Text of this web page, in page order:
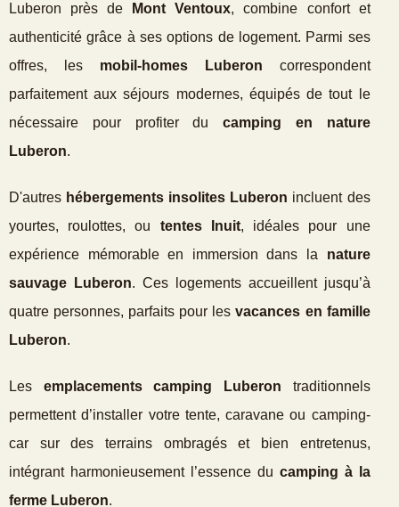
Luberon près de
Mont Ventoux, combine confort et
authenticité grâce à ses options de logement. Parmi ses
offres, les mobil-homes Luberon correspondent
parfaitement aux séjours modernes, équipés de tout le
nécessaire pour profiter ducamping en nature
Luberon.
D'autres hébergements insolites Luberon incluent des
yourtes, roulottes, ou tentes Inuit, idéales pour une
expérience mémorable en immersion dans la nature
sauvage Luberon. Ces logements accueillent jusqu’à
quatre personnes, parfaits pour lesvacances en famille
Luberon.
Les emplacements camping Luberon traditionnels
permettent d’installer votre tente, caravane ou camping-
car sur des terrains ombragés et bien entretenus,
intégrant harmonieusement l’essence du camping à la
ferme Luberon.